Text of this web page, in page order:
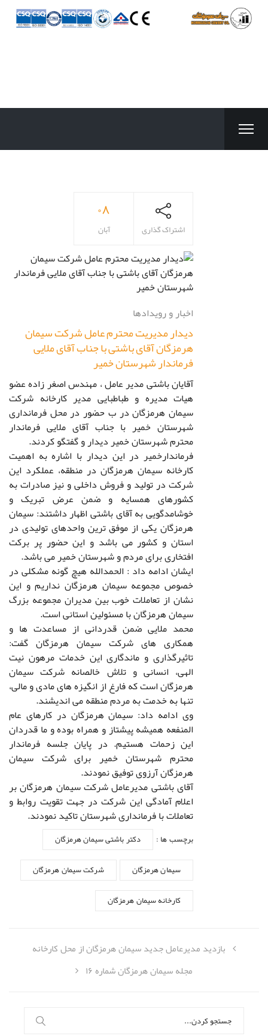
۰۸
آبان اشتراک گذاری
اخبار و رویدادها
دیدار مدیریت محترم عامل شرکت سیمان
هرمزگان آقای باشتی با جناب آقای ملایی
فرماندار شهرستان خمیر
آقایان باشتی مدیر عامل ، مهندس اصغر زاده عضو
هیات مدیره و طباطبایی مدیر کارخانه شرکت
سیمان هرمزگان در ب حضور در محل فرمانداری
شهرستان خمیر با جناب آقای ملایی فرماندار
محترم شهرستان خمیر دیدار و گفتگو کردند.
فرماندارخمیر در این دیدار با اشاره به اهمیت
کارخانه سیمان هرمزگان در منطقه، عملکرد این
شرکت در تولید و فروش داخلی و نیز صادرات به
کشورهای همسایه و ضمن عرض تبریک و
خوشامدگویی به آقای باشتی اظهار داشتند: سیمان
هرمزگان یکی از موفق ترین واحدهای تولیدی در
استان و کشور می باشد و این حضور پر برکت
افتخاری برای مردم و شهرستان خمیر می باشد.
ایشان ادامه داد : الحمدالله هیچ گونه مشکلی در
خصوص مجموعه سیمان هرمزگان نداریم و این
نشان از تعاملات خوب بین مدیران مجموعه بزرگ
سیمان هرمزگان با مسئولین استانی است.
محمد ملایی ضمن قدردانی از مساعدت ها و
همکاری های شرکت سیمان هرمزگان گفت:
تاثیرگذاری و ماندگاری این خدمات مرهون نیت
الهی، انسانی و تلاش خالصانه شرکت سیمان
هرمزگان است که فارغ از انگیزه های مادی و مالی،
تنها به خدمت به مردم منطقه می اندیشند.
وی ادامه داد: سیمان هرمزگان در کارهای عام
المنفعه همیشه پیشتاز و همراه بوده و ما قدردان
این زحمات هستیم. در پایان جلسه فرماندار
محترم شهرستان خمیر برای شرکت سیمان
هرمزگان آرزوی توفیق نمودند.
آقای باشتی مدیرعامل شرکت سیمان هرمزگان بر
اعلام آمادگی این شرکت در جهت تقویت روابط و
تعاملات با فرمانداری شهرستان تاکید نمودند.
برچسب ها : دکتر باشتی سیمان هرمزگان
سیمان هرمزگان شرکت سیمان هرمزگان
کارخانه سیمان هرمزگان
بازدید مدیرعامل جدید سیمان هرمزگان از محل کارخانه
مجله سیمان هرمزگان شماره ۱۶
برای: